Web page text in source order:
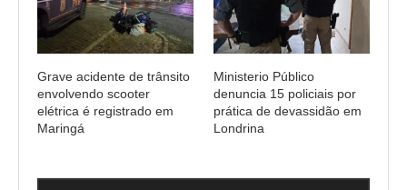
Grave acidente de trânsito
envolvendo scooter
elétrica é registrado em
Maringá
Ministerio Público
denuncia 15 policiais por
prática de devassidão em
Londrina